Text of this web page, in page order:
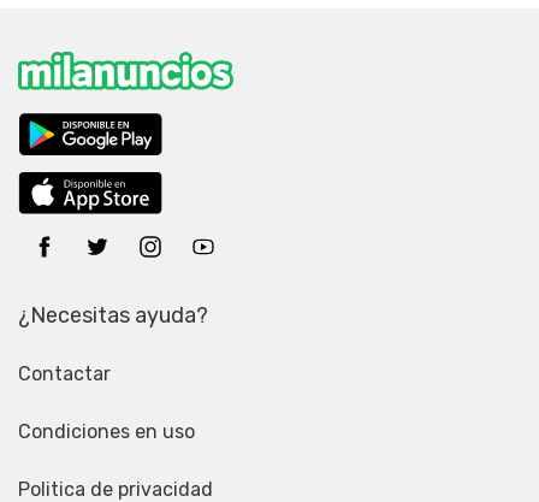
¿Necesitas ayuda?
Contactar
Condiciones en uso
Politica de privacidad